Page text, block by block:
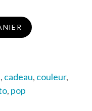
, cadeau, couleur,
, pop